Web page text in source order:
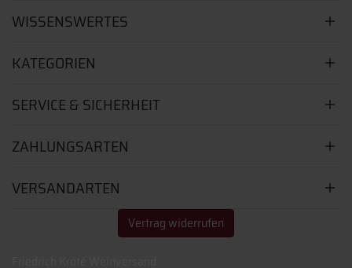
WISSENSWERTES
KATEGORIEN
SERVICE & SICHERHEIT
ZAHLUNGSARTEN
VERSANDARTEN
Vertrag widerrufen